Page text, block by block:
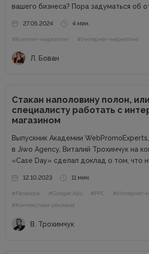
вашего бизнеса? Пора задуматься об
как выделиться среди аналогичных
внимание к продуктам...
27.05.2024 4 мин.
#Контент-маркетинг #Интернет-маркетинг
Л. Бован
Стакан наполовину полон, или
специалисту работать с
магазином
Выпускник Академии
в Jiwo Agency, Виталий Трохимчук на
«Case Day» сделал доклад о том, что
Статья будет полезна специалистам,
работают на фрилансе или в маленьких
Почему...
12.10.2023 11 мин.
#Facebook #Google Ads #PPC
#Интернет-
#Контекстная реклама
В. Трохимчук